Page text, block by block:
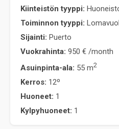
Kiinteistön tyyppi:
Toiminnon tyyppi:
Sijainti: Puerto
Vuokrahinta: 950 € /month
Asuinpinta-ala: 55 m2
Kerros: 12º
Huoneet: 1
Kylpyhuoneet: 1